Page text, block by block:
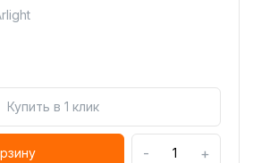
Купить в 1 клик
- +